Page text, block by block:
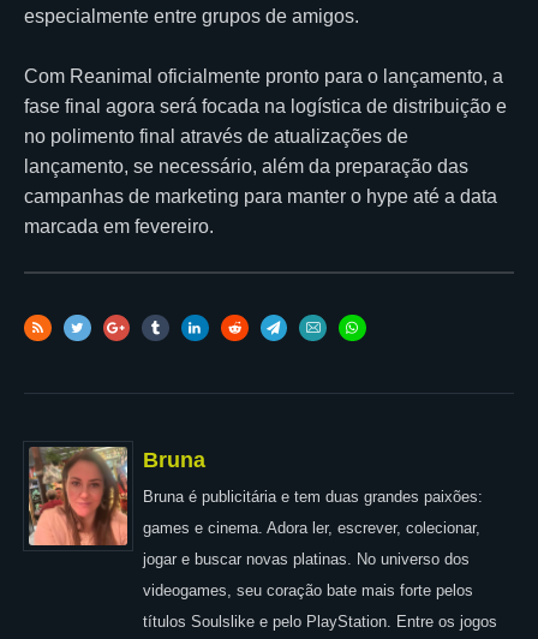
especialmente entre grupos de amigos.
Com Reanimal oficialmente pronto para o lançamento, a
fase final agora será focada na logística de distribuição e
no polimento final através de atualizações de
lançamento, se necessário, além da preparação das
campanhas de marketing para manter o hype até a data
marcada em fevereiro.
Bruna
Bruna é publicitária e tem duas grandes paixões:
games e cinema. Adora ler, escrever, colecionar,
jogar e buscar novas platinas. No universo dos
videogames, seu coração bate mais forte pelos
títulos Soulslike e pelo PlayStation. Entre os jogos